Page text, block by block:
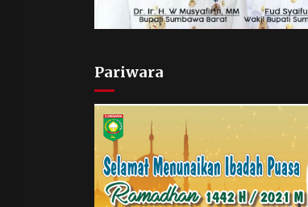
Pariwara